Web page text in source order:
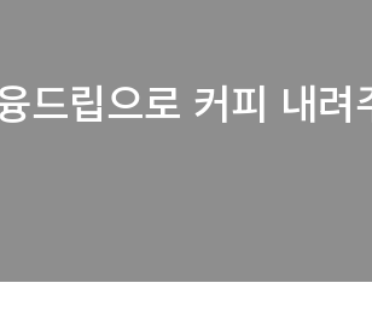
립으로 커피 내